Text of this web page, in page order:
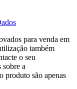
para venda em
também
o seu
sobre a
produto são apenas